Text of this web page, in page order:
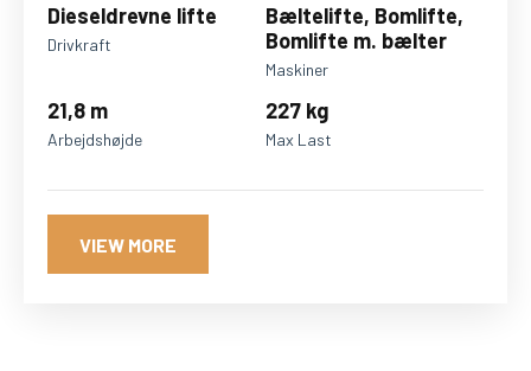
Dieseldrevne lifte
Drivkraft
Bæltelifte, Bomlifte,
Bomlifte m. bælter
Maskiner
21,8 m
Arbejdshøjde
227 kg
Max Last
VIEW MORE